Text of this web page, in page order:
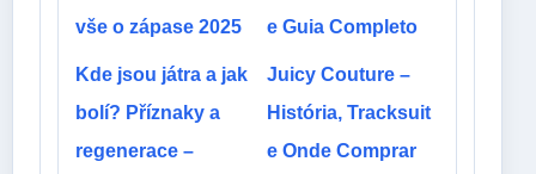
vše o zápase 2025
e Guia Completo
Kde jsou játra a jak
bolí? Příznaky a
regenerace –
Juicy Couture –
História, Tracksuit
e Onde Comprar